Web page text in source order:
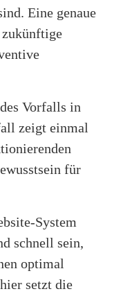
Eine genaue
Vorfalls in
zeigt einmal
für
System
schnell sein,
optimal
setzt die